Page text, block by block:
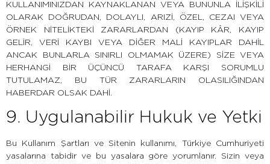
KULLANIMINIZDAN KAYNAKLANAN VEYA BUNUNLA İLİŞKİLİ
OLARAK DOĞRUDAN, DOLAYLI, ARIZİ, ÖZEL, CEZAI VEYA
ÖRNEK NİTELİKTEKİ ZARARLARDAN (KAYIP KÂR, KAYIP
GELİR, VERİ KAYBI VEYA DİĞER MALİ KAYIPLAR DAHİL
ANCAK BUNLARLA SINIRLI OLMAMAK ÜZERE) SİZE VEYA
HERHANGİ BİR ÜÇÜNCÜ TARAFA KARŞI SORUMLU
TUTULAMAZ, BU TÜR ZARARLARIN OLASILIĞINDAN
HABERDAR OLSAK DAHİ.
9. Uygulanabilir Hukuk ve Yetki
Bu Kullanım Şartları ve Sitenin kullanımı, Türkiye Cumhuriyeti
yasalarına tabidir ve bu yasalara göre yorumlanır. Sizin veya